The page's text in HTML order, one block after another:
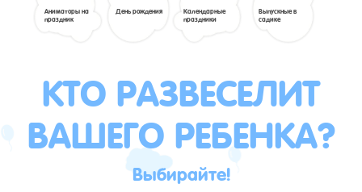
Аниматоры на
праздник
День рождения Календарные
праздники
Выпускные в
садике
КТО РАЗВЕСЕЛИТ
ВАШЕГО РЕБЕНКА?
Выбирайте!